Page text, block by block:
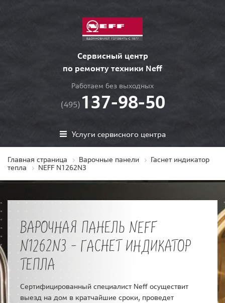
Сервисный центр
по ремонту техники Neff
Работаем без выходных
(495) 137-98-50
Услуги сервисного центра
Главная страница Варочные панели
Гаснет индикатор
тепла
NEFF N1262N3
ВАРОЧНАЯ ПАНЕЛЬ NEFF
N1262N3 - ГАСНЕТ ИНДИКАТОР
ТЕПЛА
Сертифицированный специалист Neff осуществит
выезд на дом в кратчайшие сроки, проведет